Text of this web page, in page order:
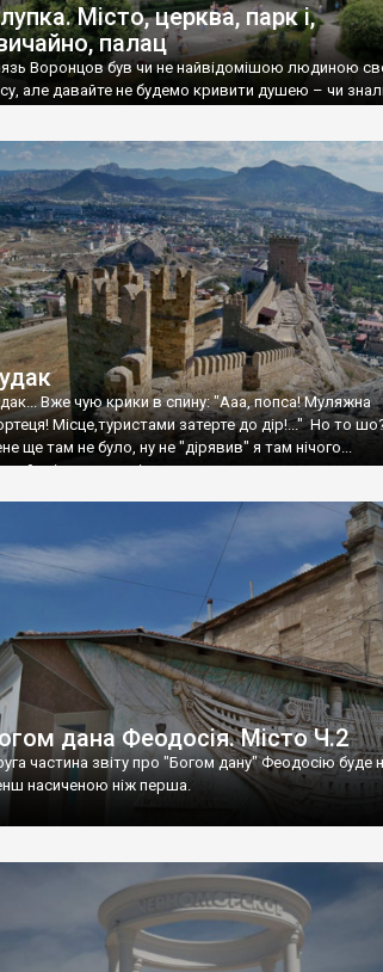
Місто, церква, парк і,
палац
Воронцов був чи не найвідомішою людиною
але давайте не будемо кривити душею – чи
Вже чую крики в спину: "Ааа, попса! Муляжна
Місце,туристами затерте до дір!..." Но то
ще там не було, ну не "дірявив" я там нічого...
до цього літа.
дана Феодосія. Місто Ч.2
частина звіту про "Богом дану" Феодосію буде
насиченою ніж перша.